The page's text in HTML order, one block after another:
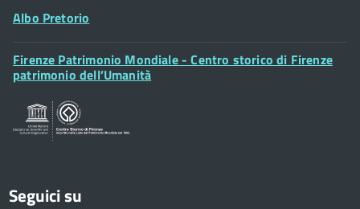
Posta Elettronica Certificata
Albo Pretorio
Footer
Widget
Firenze Patrimonio Mondiale - Centro storico di Firenze
patrimonio dell’Umanità
Seguici su